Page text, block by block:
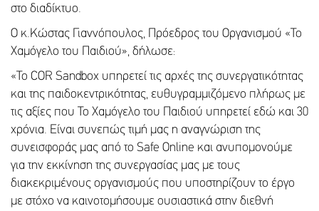
στο διαδίκτυο.
Ο κ.Κώστας Γιαννόπουλος, Πρόεδρος του Οργανισμού «Το
Χαμόγελο του Παιδιού», δήλωσε:
«Το COR Sandbox υπηρετεί τις αρχές της συνεργατικότητας
και της παιδοκεντρικότητας, ευθυγραμμιζόμενο πλήρως με
τις αξίες που Το Χαμόγελο του Παιδιού υπηρετεί εδώ και 30
χρόνια. Είναι συνεπώς τιμή μας η αναγνώριση της
συνεισφοράς μας από το Safe Online και ανυπομονούμε
για την εκκίνηση της συνεργασίας μας με τους
διακεκριμένους οργανισμούς που υποστηρίζουν το έργο
με στόχο να καινοτομήσουμε ουσιαστικά στην διεθνή